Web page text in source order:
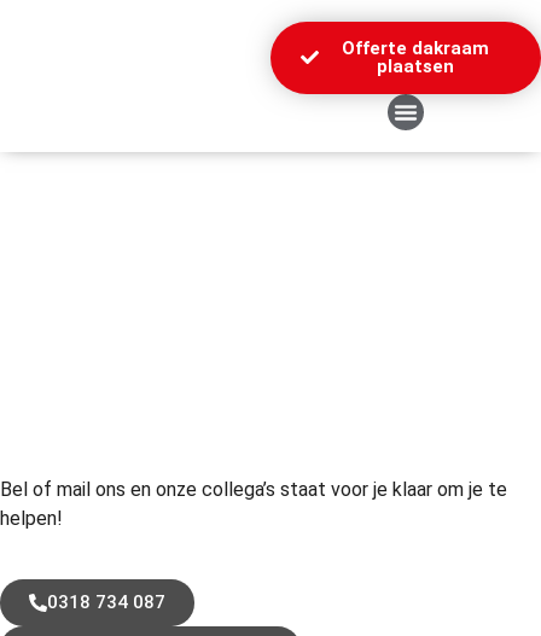
Offerte dakraam
plaatsen
Bel of mail ons en onze collega’s staat voor je klaar om je te
helpen!
0318 734 087